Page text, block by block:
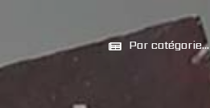
Par catégorie...